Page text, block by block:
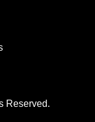
Reserved.